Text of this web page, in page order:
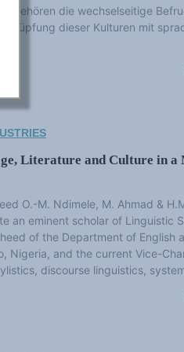
gehören die wechselseitige
dieser Kulturen mit
Literature and Culture in
O.-M. Ndimele, M. Ahmad &
an eminent scholar of Linguistic
of the Department of English
Nigeria, and the current Vice-
discourse linguistics,